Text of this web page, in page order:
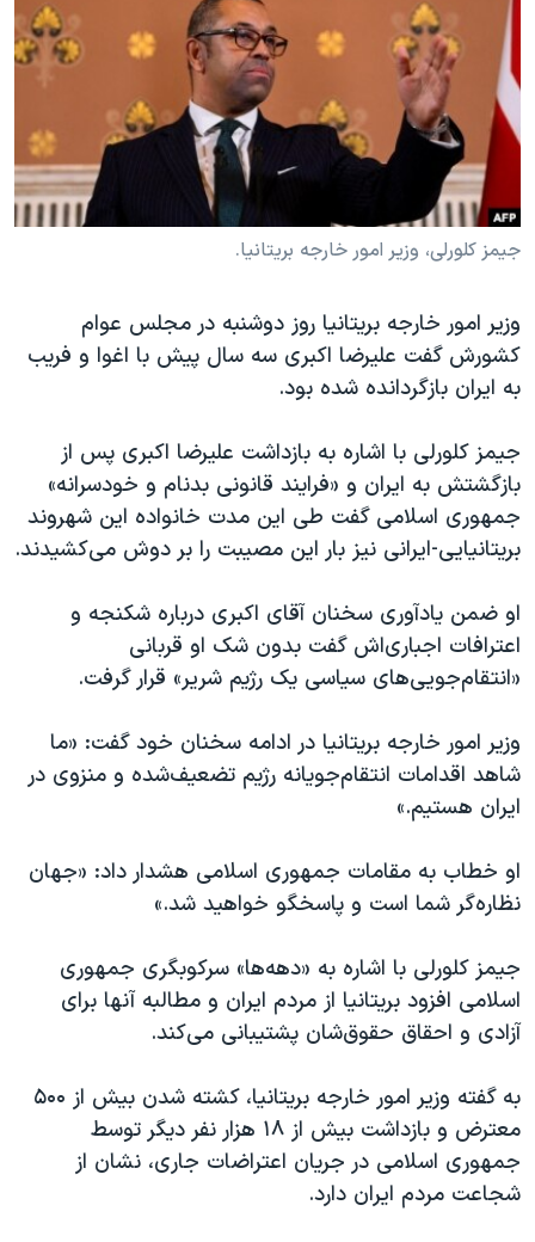
فرهنگ و زندگی
حقوق شهروندی
اقتصادی
علم و فناوری
اسرائیل در جنگ
مستندها
انتخابات ریاست جمهوری آمریکا ۲۰۲۴
حمله جمهوری اسلامی به اسرائیل
رمز مهسا
ورزش زنان در ایران
تریبونال مردمی آبان ۹۸
دادگاه حمید نوری
قانون شفافیت دارائی کادر رهبری ایران
اعتراضات مردمی آبان ۹۸
اسرائیل در جنگ
همایش محافظه‌کاران آمریکا «سی‌پک»
صفحه‌های ویژه
دنبال کنید
زبانهای مختلف
جیمز کلورلی، وزیر امور خارجه بریتانیا.
وزیر امور خارجه بریتانیا روز دوشنبه در مجلس عوام
کشورش گفت علیرضا اکبری سه سال پیش با اغوا و فریب
به ایران بازگردانده شده بود.
جیمز کلورلی با اشاره به بازداشت علیرضا اکبری پس از
بازگشتش به ایران و «فرایند قانونی بدنام و خودسرانه»
جمهوری اسلامی گفت طی این مدت خانواده این شهروند
بریتانیایی-ایرانی نیز بار این مصیبت را بر دوش می‌کشیدند.
او ضمن یادآوری سخنان آقای اکبری درباره شکنجه و
اعترافات اجباری‌اش گفت بدون شک او قربانی
«انتقام‌جویی‌های سیاسی یک رژیم شریر» قرار گرفت.
وزیر امور خارجه بریتانیا در ادامه سخنان خود گفت: «ما
شاهد اقدامات انتقام‌جویانه رژیم تضعیف‌شده و منزوی در
ایران هستیم.»
او خطاب به مقامات جمهوری اسلامی هشدار داد: «جهان
نظاره‌گر شما است و پاسخگو خواهید شد.»
جیمز کلورلی با اشاره به «دهه‌ها» سرکوبگری جمهوری
اسلامی افزود بریتانیا از مردم ایران و مطالبه آنها برای
آزادی و احقاق حقوق‌شان پشتیبانی می‌کند.
به گفته وزیر امور خارجه بریتانیا، کشته شدن بیش از ۵۰۰
معترض و بازداشت بیش از ١٨ هزار نفر دیگر توسط
جمهوری اسلامی در جریان اعتراضات جاری، نشان از
شجاعت مردم ایران دارد.